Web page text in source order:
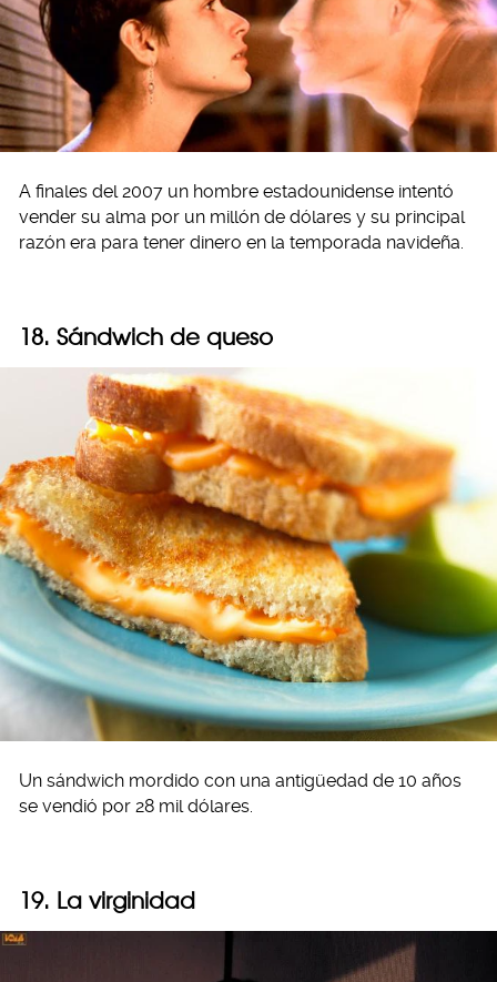
A finales del 2007 un hombre estadounidense intentó
vender su alma por un millón de dólares y su principal
razón era para tener dinero en la temporada navideña.
18. Sándwich de queso
Un sándwich mordido con una antigüedad de 10 años
se vendió por 28 mil dólares.
19. La virginidad